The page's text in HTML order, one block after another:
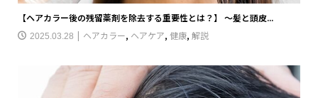
【ヘアカラー後の残留薬剤を除去する重要性とは？】 〜髪と頭皮...
2025.03.28 ヘアカラー, ヘアケア, 健康, 解説